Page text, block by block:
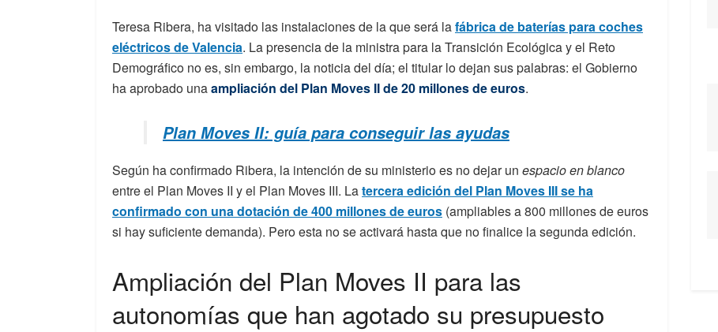
Teresa Ribera, ha visitado las instalaciones de la que será lafábrica de baterías para coches
eléctricos de Valencia. La presencia de la ministra para la Transición Ecológica y el Reto
Demográfico no es, sin embargo, la noticia del día; el titular lo dejan sus palabras: el Gobierno
ha aprobado unaampliación del Plan Moves II de 20 millones de euros.
Plan Moves II: guía para conseguir las ayudas
Según ha confirmado Ribera, la intención de su ministerio es no dejar un espacio en blanco
entre el Plan Moves II y el Plan Moves III. Latercera edición del Plan Moves III se ha
confirmado con una dotación de 400 millones de euros (ampliables a 800 millones de euros
si hay suficiente demanda). Pero esta no se activará hasta que no finalice la segunda edición.
Ampliación del Plan Moves II para las
autonomías que han agotado su presupuesto